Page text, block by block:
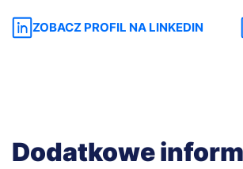
ZOBACZ PROFIL NA LINKEDIN
Dodatkowe